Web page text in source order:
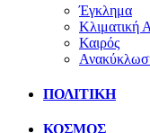
Έγκλημα
Κλιματική
Καιρός
ΠΟΛΙΤΙΚΗ
ΚΟΣΜΟΣ